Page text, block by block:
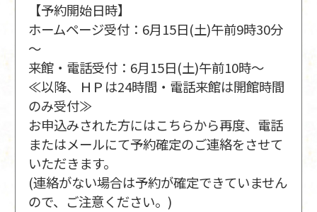
【予約開始日時】
ホームページ受付：6月15日(土)午前9時30分
～
来館・電話受付：6月15日(土)午前10時～
≪以降、ＨＰは24時間・電話来館は開館時間
のみ受付≫
お申込みされた方にはこちらから再度、電話
またはメールにて予約確定のご連絡をさせて
いただきます。
(連絡がない場合は予約が確定できていません
ので、ご注意ください。)